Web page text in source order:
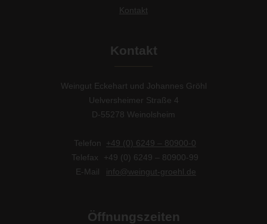
Kontakt
Kontakt
Weingut Eckehart und Johannes Gröhl
Uelversheimer Straße 4
D-55278 Weinolsheim
Telefon
+49 (0) 6249 – 80900-0
Telefax
+49 (0) 6249 – 80900-99
E-Mail
info@weingut-groehl.de
Öffnungszeiten